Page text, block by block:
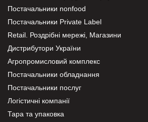
Постачальники nonfood
Постачальники Private Label
Retail. Роздрібні мережі, Магазини
Дистрибутори України
Агропромисловий комплекс
Постачальники обладнання
Постачальники послуг
Логістичні компанії
Тара та упаковка